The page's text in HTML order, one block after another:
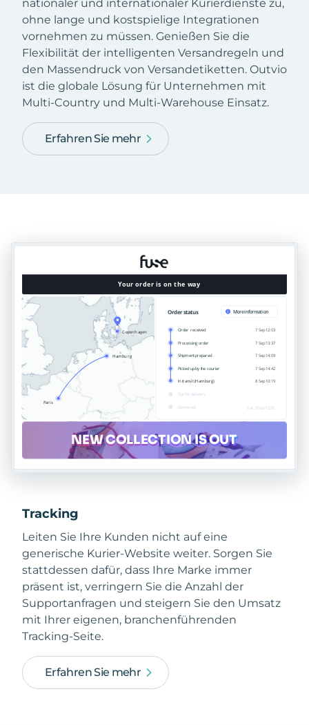
nationaler und internationaler Kurierdienste zu,
ohne lange und kostspielige Integrationen
vornehmen zu müssen. Genießen Sie die
Flexibilität der intelligenten Versandregeln und
den Massendruck von Versandetiketten. Outvio
ist die globale Lösung für Unternehmen mit
Multi-Country und Multi-Warehouse Einsatz.
Erfahren Sie mehr
Tracking
Leiten Sie Ihre Kunden nicht auf eine
generische Kurier-Website weiter. Sorgen Sie
stattdessen dafür, dass Ihre Marke immer
präsent ist, verringern Sie die Anzahl der
Supportanfragen und steigern Sie den Umsatz
mit Ihrer eigenen, branchenführenden
Tracking-Seite.
Erfahren Sie mehr